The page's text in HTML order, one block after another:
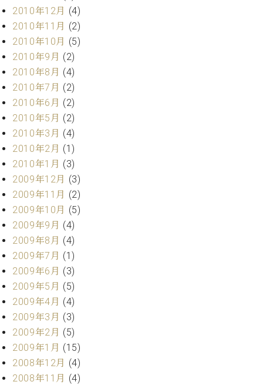
2010年12月 (4)
2010年11月 (2)
2010年10月 (5)
2010年9月 (2)
2010年8月 (4)
2010年7月 (2)
2010年6月 (2)
2010年5月 (2)
2010年3月 (4)
2010年2月 (1)
2010年1月 (3)
2009年12月 (3)
2009年11月 (2)
2009年10月 (5)
2009年9月 (4)
2009年8月 (4)
2009年7月 (1)
2009年6月 (3)
2009年5月 (5)
2009年4月 (4)
2009年3月 (3)
2009年2月 (5)
2009年1月 (15)
2008年12月 (4)
2008年11月 (4)